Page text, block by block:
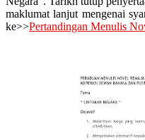
maklumat lanjut mengenai
ke>>Pertandingan Menulis